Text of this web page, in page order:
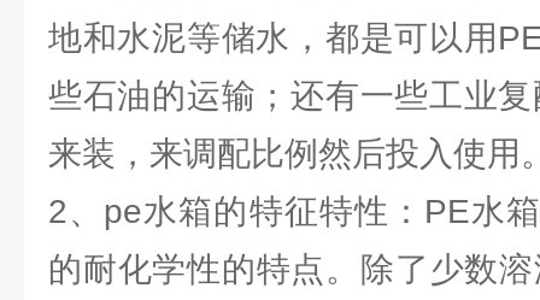
地和水泥等储水，都是可以用
些石油的运输；还有一些工业
来装，来调配比例然后投入使用
2、pe水箱的特征特性：PE水
的耐化学性的特点。除了少数